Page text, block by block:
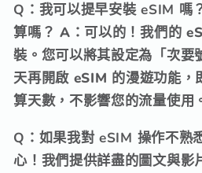
Q：我可以提早安裝 eSIM 嗎
算嗎？ A：可以的！我們的
裝。 您可以將其設定為「次要
天再開啟 eSIM 的漫遊功能，
算天數，不影響您的流量使用
Q：如果我對 eSIM 操作不熟
心！我們提供詳盡的圖文與影